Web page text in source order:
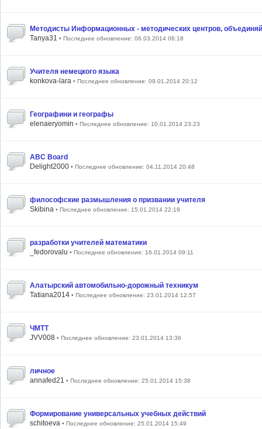
Методисты Информационных - методических центров,
Tanya31 • Последнее обновление: 06.03.2014 06:18
Учителя немецкого языка
konkova-lara • Последнее обновление: 09.01.2014 20:12
Географини и географы
elenaeryomin • Последнее обновление: 10.01.2014 23:23
ABC Board
Delight2000 • Последнее обновление: 04.11.2014 20:48
философские размышления о призвании учителя
Skibina • Последнее обновление: 15.01.2014 22:19
разработки учителей математики
_fedorovalu • Последнее обновление: 16.01.2014 09:11
Алатырский автомобильно-дорожный техникум
Tatiana2014 • Последнее обновление: 23.01.2014 12:57
ЧМТТ
JVV008 • Последнее обновление: 23.01.2014 13:36
личное
annafed21 • Последнее обновление: 25.01.2014 15:38
Формирование универсальных учебных действий
schitoeva • Последнее обновление: 25.01.2014 15:49